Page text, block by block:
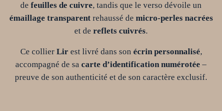
de feuilles de cuivre, tandis que le verso dévoile un
émaillage transparentrehaussé de micro-perles nacrées
et de reflets cuivrés.
Ce collier Lirest livré dans son écrin personnalisé,
accompagné de sa carte d’identification numérotée –
preuve de son authenticité et de son caractère exclusif.